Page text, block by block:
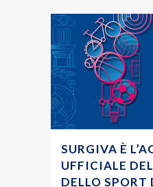
SURGIVA È
UFFICIALE
DELLO SPORT